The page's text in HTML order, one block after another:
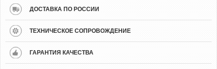
ДОСТАВКА ПО РОССИИ
ТЕХНИЧЕСКОЕ СОПРОВОЖДЕНИЕ
ГАРАНТИЯ КАЧЕСТВА